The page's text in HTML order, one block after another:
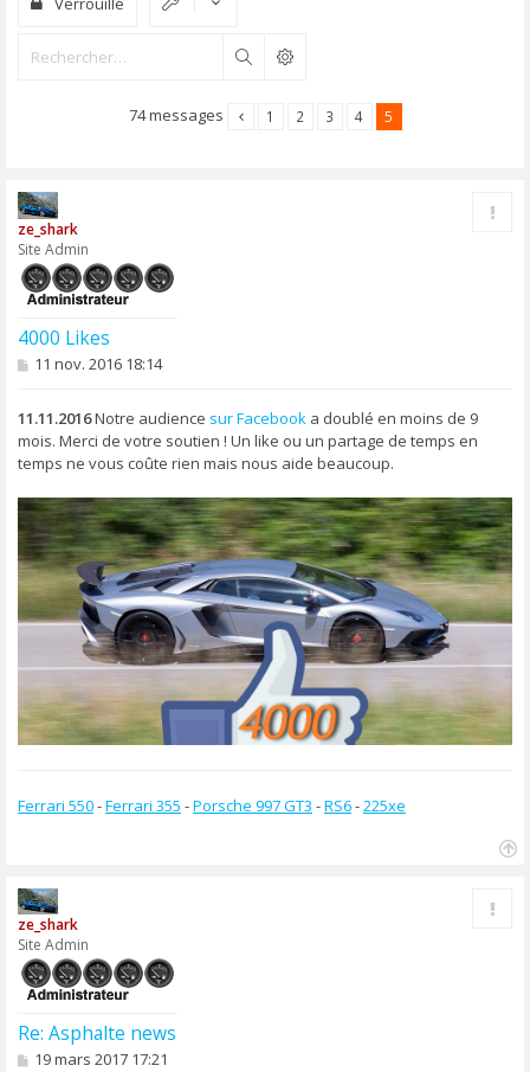
Rechercher
74 messages 1 2 3 4 5
ze_shark
Site Admin
4000 Likes
M
s
a
g
e
11 nov. 2016 18:14
11.11.2016Notre audience sur Facebook a doublé en moins de 9
mois. Merci de votre soutien ! Un like ou un partage de temps en
temps ne vous coûte rien mais nous aide beaucoup.
Ferrari 550-Ferrari 355 -Porsche 997 GT3 -RS6-225xe
ze_shark
Site Admin
Re: Asphalte news
M19 mars 2017 17:21